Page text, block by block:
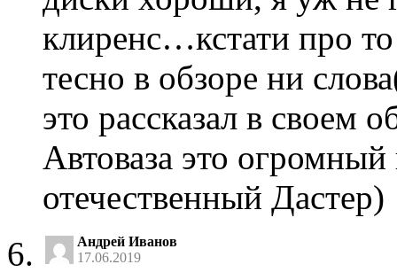
клиренс…кстати про
тесно в обзоре ни
это рассказал в своем
Автоваза это
отечественный Дастер)
Андрей Иванов
17.06.2019